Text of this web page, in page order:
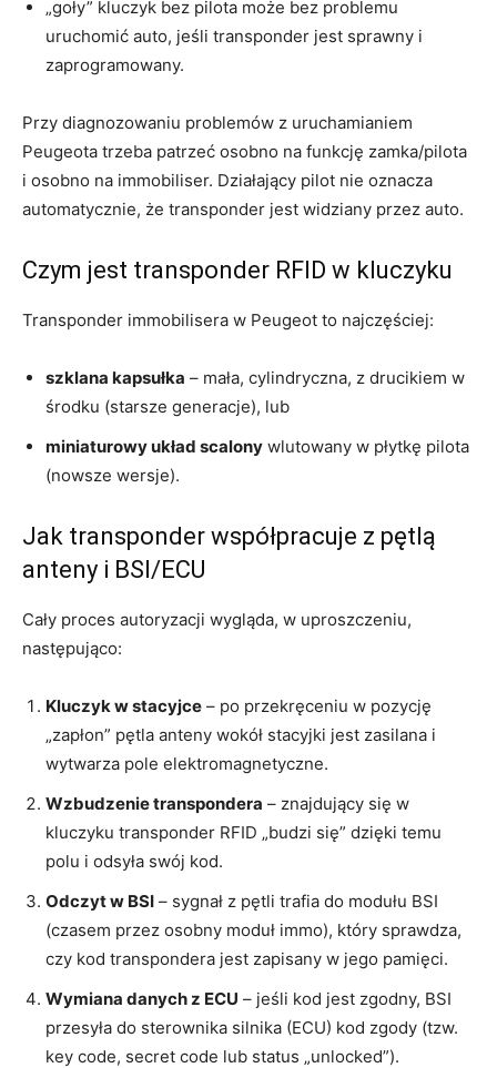
„goły” kluczyk bez pilota może bez problemu
uruchomić auto, jeśli transponder jest sprawny i
zaprogramowany.
Przy diagnozowaniu problemów z uruchamianiem
Peugeota trzeba patrzeć osobno na funkcję zamka/pilota
i osobno na immobiliser. Działający pilot nie oznacza
automatycznie, że transponder jest widziany przez auto.
Czym jest transponder RFID w kluczyku
Transponder immobilisera w Peugeot to najczęściej:
szklana kapsułka – mała, cylindryczna, z drucikiem w
środku (starsze generacje), lub
miniaturowy układ scalony wlutowany w płytkę pilota
(nowsze wersje).
Jak transponder współpracuje z pętlą
anteny i BSI/ECU
Cały proces autoryzacji wygląda, w uproszczeniu,
następująco:
Kluczyk w stacyjce – po przekręceniu w pozycję
„zapłon” pętla anteny wokół stacyjki jest zasilana i
wytwarza pole elektromagnetyczne.
Wzbudzenie transpondera – znajdujący się w
kluczyku transponder RFID „budzi się” dzięki temu
polu i odsyła swój kod.
Odczyt w BSI – sygnał z pętli trafia do modułu BSI
(czasem przez osobny moduł immo), który sprawdza,
czy kod transpondera jest zapisany w jego pamięci.
Wymiana danych z ECU – jeśli kod jest zgodny, BSI
przesyła do sterownika silnika (ECU) kod zgody (tzw.
key code, secret code lub status „unlocked”).